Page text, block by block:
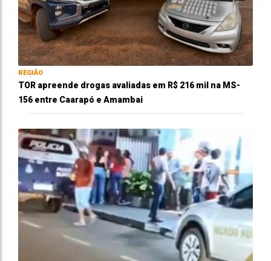
REGIÃO
TOR apreende drogas avaliadas em R$ 216 mil na MS-
156 entre Caarapó e Amambai